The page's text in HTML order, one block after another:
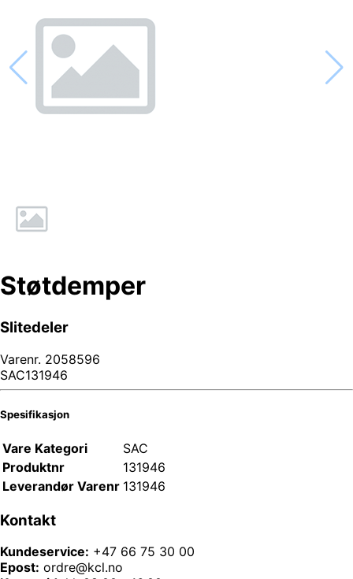
Støtdemper
Slitedeler
Varenr. 2058596
SAC131946
Spesifikasjon
Vare Kategori
SAC
Produktnr
131946
Leverandør Varenr 131946
Kontakt
Kundeservice: +47 66 75 30 00
Epost: ordre@kcl.no